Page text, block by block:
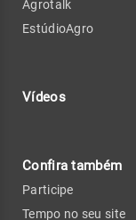
Agrotalk
EstúdioAgro
Vídeos
Confira também
Participe
Tempo no seu site